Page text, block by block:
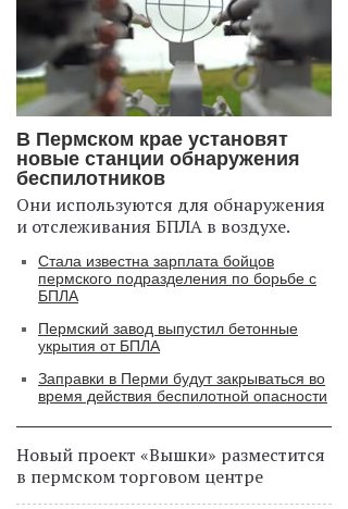
В Пермском крае установят
новые станции обнаружения
беспилотников
Они используются для обнаружения
и отслеживания БПЛА в воздухе.
Стала известна зарплата бойцов
пермского подразделения по борьбе с
БПЛА
Пермский завод выпустил бетонные
укрытия от БПЛА
Заправки в Перми будут закрываться во
время действия беспилотной опасности
Новый проект «Вышки» разместится
в пермском торговом центре